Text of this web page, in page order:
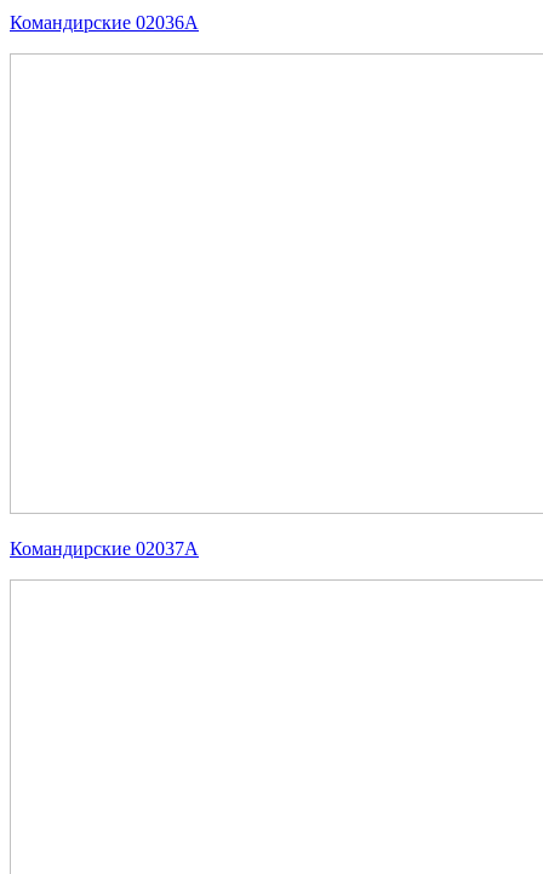
Командирские 02036А
Командирские 02037А